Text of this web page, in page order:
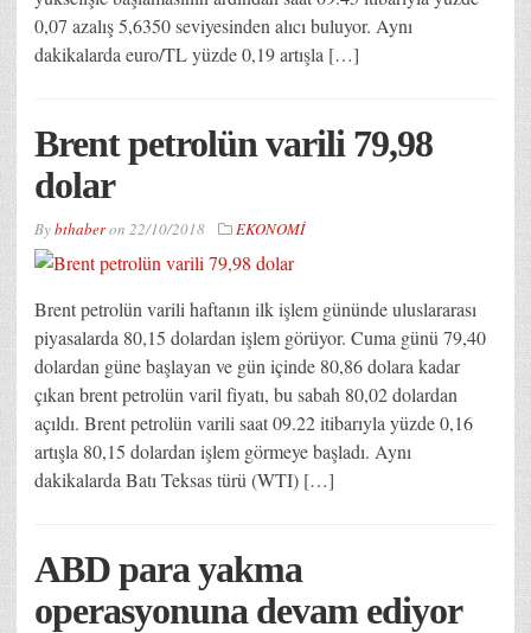
0,07 azalış 5,6350 seviyesinden alıcı buluyor. Aynı
dakikalarda euro/TL yüzde 0,19 artışla […]
Brent petrolün varili 79,98
dolar
Bybthaberon 22/10/2018 EKONOMİ
Brent petrolün varili haftanın ilk işlem gününde uluslararası
piyasalarda 80,15 dolardan işlem görüyor. Cuma günü 79,40
dolardan güne başlayan ve gün içinde 80,86 dolara kadar
çıkan brent petrolün varil fiyatı, bu sabah 80,02 dolardan
açıldı. Brent petrolün varili saat 09.22 itibarıyla yüzde 0,16
artışla 80,15 dolardan işlem görmeye başladı. Aynı
dakikalarda Batı Teksas türü (WTI) […]
ABD para yakma
operasyonuna devam ediyor